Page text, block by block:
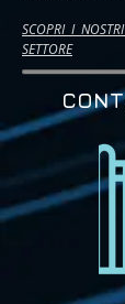
SCOPRI I
SETTORE